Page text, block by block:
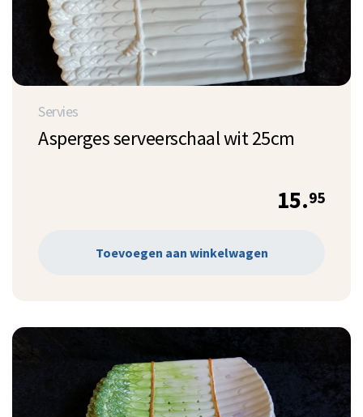
Servies
Asperges serveerschaal wit 25cm
15.95
Toevoegen aan winkelwagen